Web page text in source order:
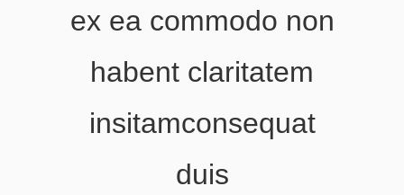
ex ea commodo non
habent claritatem
insitamconsequat
duis